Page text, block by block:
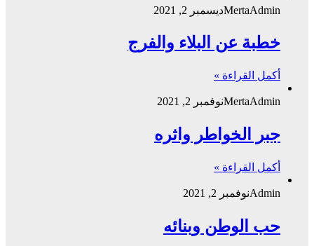
MertaAdminديسمبر 2, 2021
خطبة عن البلاء والفرج
أكمل القراءة »
MertaAdminنوفمبر 2, 2021
جبر الخواطر واثره
أكمل القراءة »
Adminنوفمبر 2, 2021
حب الوطن وبنائه